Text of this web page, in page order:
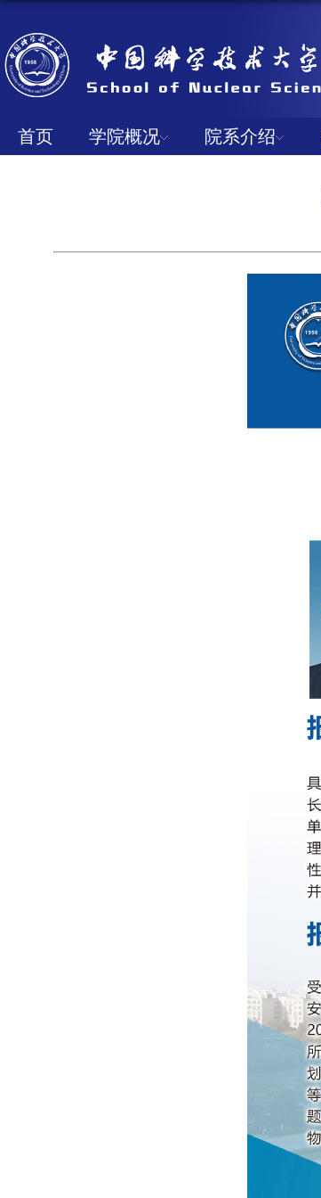
首页 学院概况 院系介绍